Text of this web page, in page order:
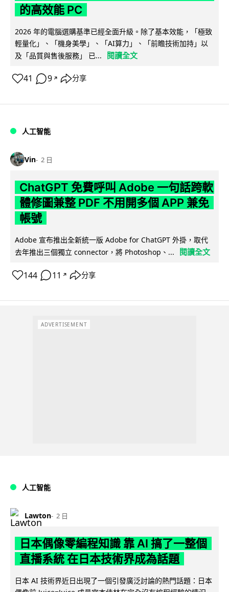
的高效能 PC
2026 年的電腦選購基準已經全面升級。除了基本效能，「極致
輕量化」、「機身美學」、「AI算力」、「前瞻技術加持」以
及「品質與售後服務」 已...
閱讀全文
41 9 ↗ 分享
人工智能
Vin 2 日
ChatGPT 免費呼叫 Adobe 一句話跨軟
體修圖兼整 PDF 不用開多個 APP 兼免
帳號
Adobe 宣布推出全新統一版 Adobe for ChatGPT 外掛，取代
去年推出三個獨立 connector，將 Photoshop、...
閱讀全文
144 11 ↗ 分享
ADVERTISEMENT
人工智能
Lawton 2 日
日本偶像零編程知識 靠 AI 搞了一整個
直播系統 在日本技術界成為話題
日本 AI 技術界近日出現了一個引發廣泛討論的熱門話題：日本